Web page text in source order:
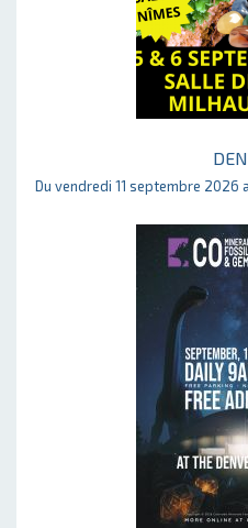
Du vendredi 11 septembre